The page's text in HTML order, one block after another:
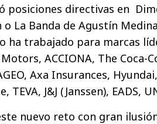
posiciones directivas en
La Banda de Agustín
ha trabajado para marcas
ACCIONA, The Coca-
Axa Insurances,
TEVA, J&J (Janssen), EADS,
nuevo reto con gran